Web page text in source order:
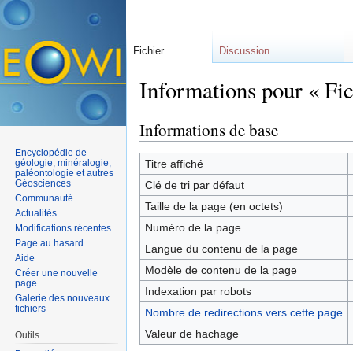
Informations pour «
Informations de base
Titre affiché
Clé de tri par défaut
Taille de la page (en octets)
Numéro de la page
Langue du contenu de la page
Modèle de contenu de la page
Indexation par robots
Nombre de redirections vers cette page
Valeur de hachage
Fichier Discussion
Encyclopédie de
géologie, minéralogie,
paléontologie et autres
Géosciences
Communauté
Actualités
Modifications récentes
Page au hasard
Aide
Créer une nouvelle
page
Galerie des nouveaux
fichiers
Outils